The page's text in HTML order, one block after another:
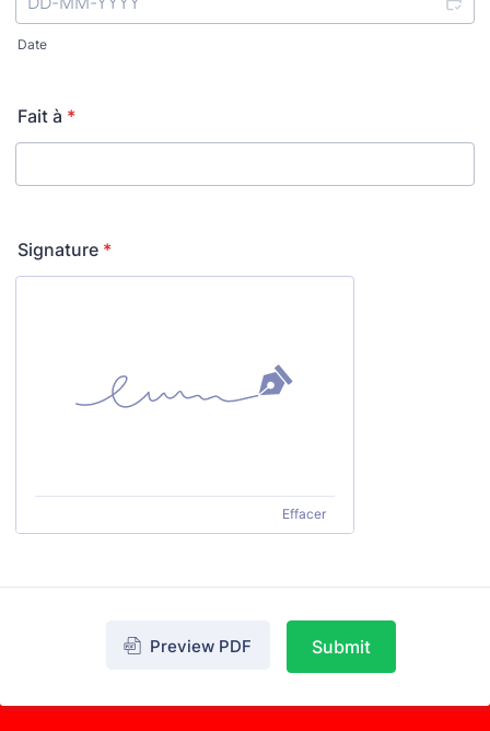
Date
Fait à *
Signature *
Effacer
Preview PDF Submit